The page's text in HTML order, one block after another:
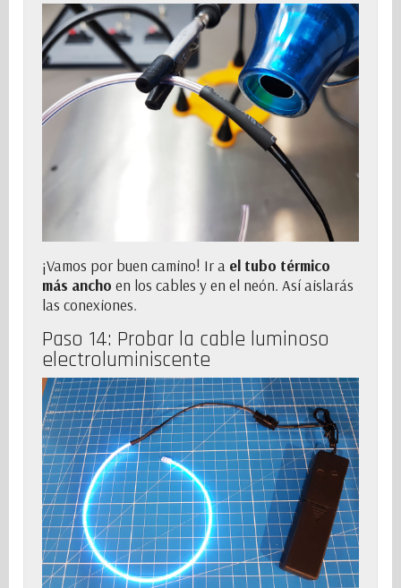
¡Vamos por buen camino! Ir a el tubo térmico
más ancho en los cables y en el neón. Así aislarás
las conexiones.
Paso 14: Probar la cable luminoso
electroluminiscente